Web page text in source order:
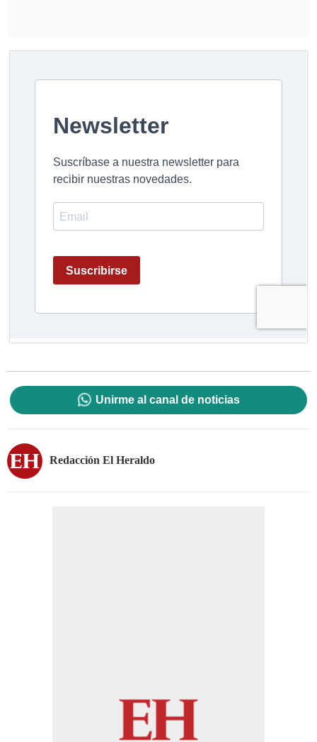
Unirme al canal de noticias
Redacción El Heraldo